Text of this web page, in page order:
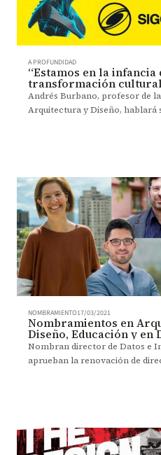
A PROFUNDIDAD
“Estamos en la infancia
transformación
poderosa”
Andrés Burbano, profesor de
Arquitectura y Diseño, hablará
NOMBRAMIENTO17/03/2021
Nombramientos en
Diseño, Educación y en
Información
Nombran director de Datos e
aprueban la renovación de